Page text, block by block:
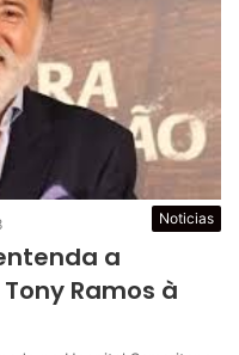
Noticias
a
Ramos à